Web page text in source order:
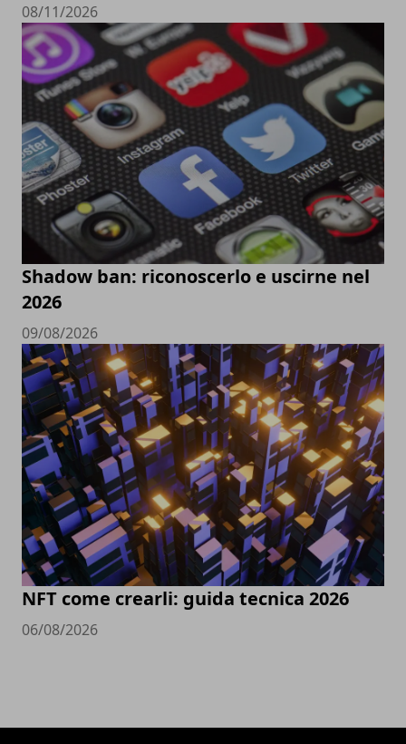
08/11/2026
Shadow ban: riconoscerlo e uscirne nel
2026
09/08/2026
NFT come crearli: guida tecnica 2026
06/08/2026